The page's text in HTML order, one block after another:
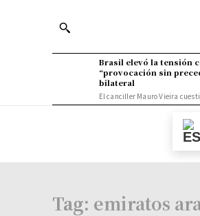
Brasil elevó la tensión
“provocación sin
bilateral
El canciller Mauro Vieira
Tag: emiratos